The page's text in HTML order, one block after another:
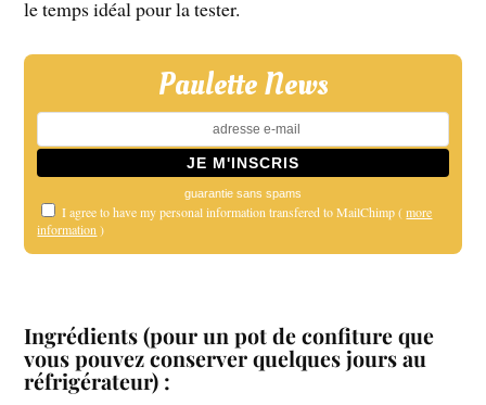
le temps idéal pour la tester.
Paulette News
guarantie sans spams
I agree to have my personal information transfered to MailChimp (more
information)
Ingrédients (pour un pot de confiture que
vous pouvez conserver quelques jours au
réfrigérateur) :